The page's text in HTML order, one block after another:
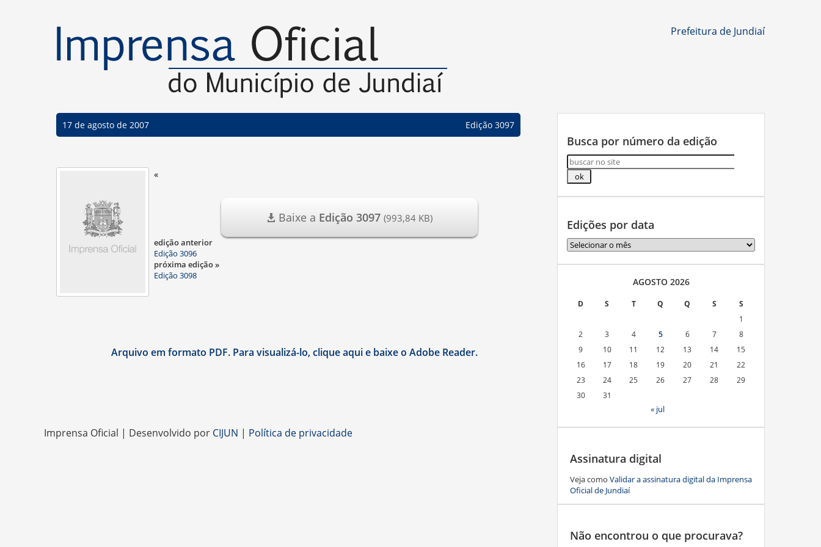
Prefeitura de Jundiaí
17 de agosto de 2007 Edição 3097
Baixe a Edição 3097 (993,84 KB)
«
edição anterior
Edição 3096
próxima edição »
Edição 3098
Arquivo em formato PDF. Para visualizá-lo, clique aqui e baixe o Adobe Reader.
Busca por número da edição
Edições por data
Edições
por
data
AGOSTO 2026
D S T Q Q S
S
1
2
3 4 5 6 7
8
9
10 11 12 13 14
15
16
17 18 19 20 21
22
23
24 25 26 27 28
29
30
31
« jul
Assinatura digital
Veja como Validar a assinatura digital da Imprensa
Oficial de Jundiaí
Não encontrou o que procurava?
Imprensa Oficial | Desenvolvido por CIJUN | Política de privacidade